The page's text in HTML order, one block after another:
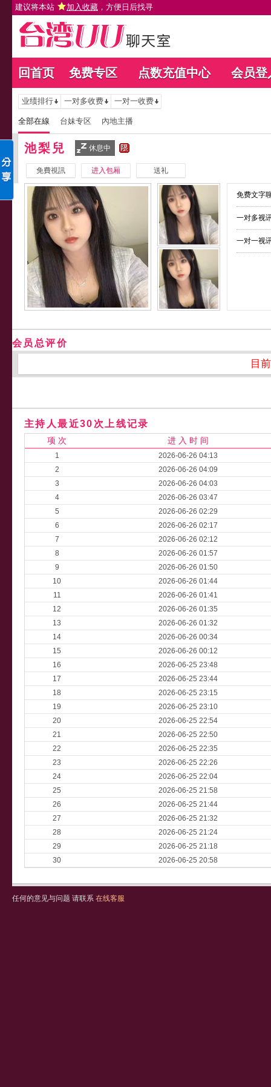
建议将本站 加入收藏 ，方便日后找寻
回首页 免费专区 点数充值中心 会员登
业绩排行 一对多收费 一对一收费
全部在線 台妹专区 內地主播
池梨兒 休息中
免費視訊 进入包厢 送礼
免费文字
一对多视
一对一视
会员总评价
目
主持人最近30次上线记录
项 次 进 入 时 间
1
2026-06-26 04:13
2
2026-06-26 04:09
3
2026-06-26 04:03
4
2026-06-26 03:47
5
2026-06-26 02:29
6
2026-06-26 02:17
7
2026-06-26 02:12
8
2026-06-26 01:57
9
2026-06-26 01:50
10
2026-06-26 01:44
11
2026-06-26 01:41
12
2026-06-26 01:35
13
2026-06-26 01:32
14
2026-06-26 00:34
15
2026-06-26 00:12
16
2026-06-25 23:48
17
2026-06-25 23:44
18
2026-06-25 23:15
19
2026-06-25 23:10
20
2026-06-25 22:54
21
2026-06-25 22:50
22
2026-06-25 22:35
23
2026-06-25 22:26
24
2026-06-25 22:04
25
2026-06-25 21:58
26
2026-06-25 21:44
27
2026-06-25 21:32
28
2026-06-25 21:24
29
2026-06-25 21:18
30
2026-06-25 20:58
任何的意见与问题 请联系 在线客服